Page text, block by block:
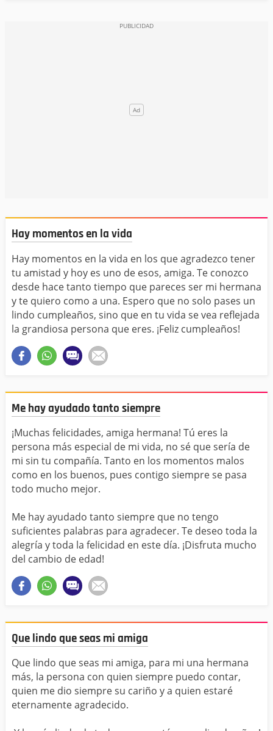
Hay momentos en la vida
Hay momentos en la vida en los que agradezco tener
tu amistad y hoy es uno de esos, amiga. Te conozco
desde hace tanto tiempo que pareces ser mi hermana
y te quiero como a una. Espero que no solo pases un
lindo cumpleaños, sino que en tu vida se vea reflejada
la grandiosa persona que eres. ¡Feliz cumpleaños!
Me hay ayudado tanto siempre
¡Muchas felicidades, amiga hermana! Tú eres la
persona más especial de mi vida, no sé que sería de
mi sin tu compañía. Tanto en los momentos malos
como en los buenos, pues contigo siempre se pasa
todo mucho mejor.
Me hay ayudado tanto siempre que no tengo
suficientes palabras para agradecer. Te deseo toda la
alegría y toda la felicidad en este día. ¡Disfruta mucho
del cambio de edad!
Que lindo que seas mi amiga
Que lindo que seas mi amiga, para mi una hermana
más, la persona con quien siempre puedo contar,
quien me dio siempre su cariño y a quien estaré
eternamente agradecido.